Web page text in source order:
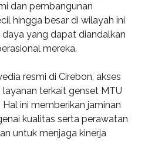
dan pembangunan
hingga besar di wilayah ini
yang dapat diandalkan
mereka.
resmi di Cirebon, akses
terkait genset MTU
ini memberikan jaminan
kualitas serta perawatan
untuk menjaga kinerja